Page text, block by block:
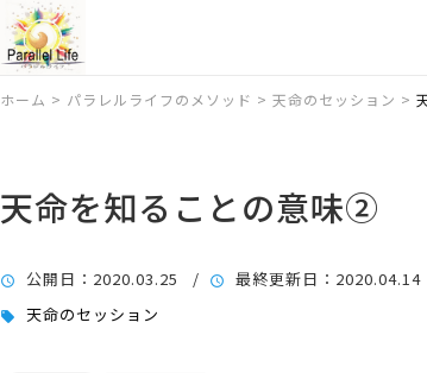
ホーム > パラレルライフのメソッド > 天命のセッション >
天命を知ることの意味②
公開日 ：2020.03.25 / 最終更新日 ：2020.04.14
天命のセッション